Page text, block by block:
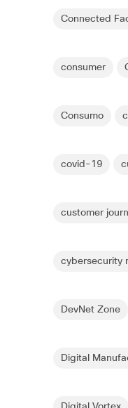
Connected
consumer
Consumo
covid-19
customer
cybersecurity
DevNet Zone
Digital